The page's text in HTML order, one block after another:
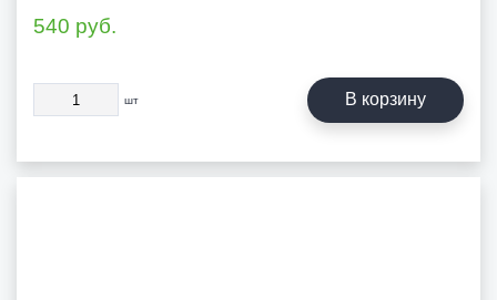
540 руб.
шт В корзину